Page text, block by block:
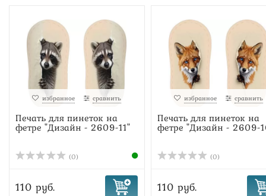
избранное сравнить
Печать для пинеток на
фетре "Дизайн - 2609-11"
(0)
110 руб.
избранное сравнить
Печать для пинеток на
фетре "Дизайн - 2609-
(0)
110 руб.